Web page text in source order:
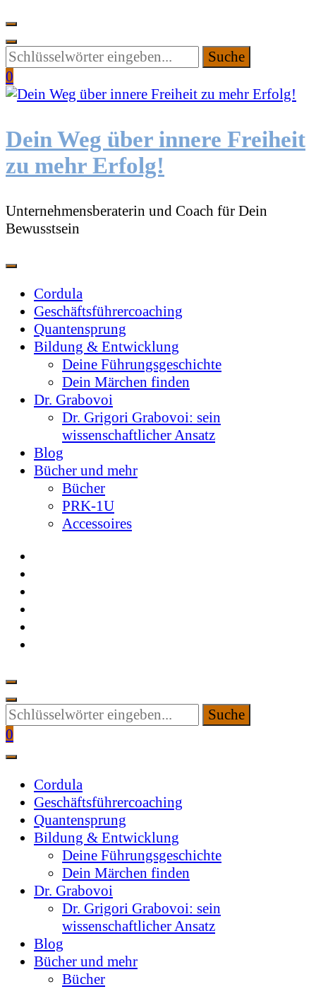
Suchen
Sie
etwas?
0
Dein Weg über innere Freiheit
zu mehr Erfolg!
Unternehmensberaterin und Coach für Dein
Bewusstsein
Cordula
Geschäftsführercoaching
Quantensprung
Bildung & Entwicklung
Deine Führungsgeschichte
Dein Märchen finden
Dr. Grabovoi
Dr. Grigori Grabovoi: sein
wissenschaftlicher Ansatz
Blog
Bücher und mehr
Bücher
PRK-1U
Accessoires
Suchen
Sie
etwas?
0
Cordula
Geschäftsführercoaching
Quantensprung
Bildung & Entwicklung
Deine Führungsgeschichte
Dein Märchen finden
Dr. Grabovoi
Dr. Grigori Grabovoi: sein
wissenschaftlicher Ansatz
Blog
Bücher und mehr
Bücher